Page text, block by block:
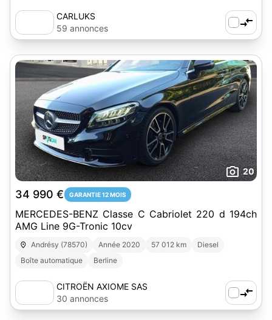
CARLUKS
59 annonces
20
34 990 € GARANTIE 12 MOIS
MERCEDES-BENZ Classe C Cabriolet 220 d 194ch
AMG Line 9G-Tronic 10cv
Andrésy (78570) Année 2020 57 012 km
Diesel
Boîte automatique
Berline
CITROËN AXIOME SAS
30 annonces